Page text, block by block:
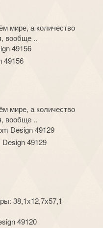
мире, а количество
вообще ..
49156
мире, а количество
вообще ..
49129
38,1x12,7x57,1